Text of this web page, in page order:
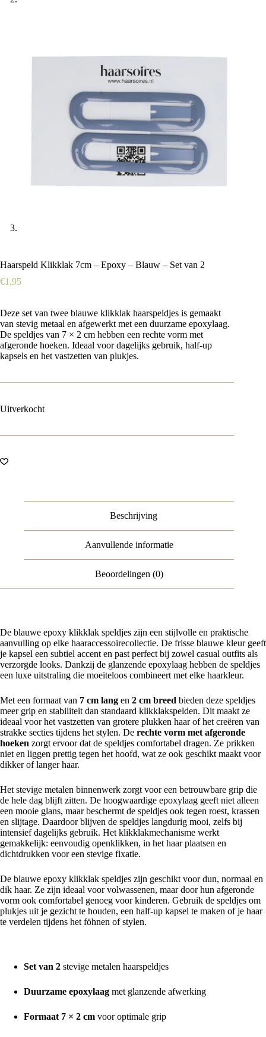
Haarspeld Klikklak 7cm – Epoxy – Blauw – Set van 2
€1,95
Deze set van twee blauwe klikklak haarspeldjes is gemaakt
van stevig metaal en afgewerkt met een duurzame epoxylaag.
De speldjes van 7 × 2 cm hebben een rechte vorm met
afgeronde hoeken. Ideaal voor dagelijks gebruik, half-up
kapsels en het vastzetten van plukjes.
Uitverkocht
Beschrijving
Aanvullende informatie
Beoordelingen (0)
De blauwe epoxy klikklak speldjes zijn een stijlvolle en praktische
aanvulling op elke haaraccessoirecollectie. De frisse blauwe kleur geeft
je kapsel een subtiel accent en past perfect bij zowel casual outfits als
verzorgde looks. Dankzij de glanzende epoxylaag hebben de speldjes
een luxe uitstraling die moeiteloos combineert met elke haarkleur.
Met een formaat van 7 cm lang en 2 cm breed bieden deze speldjes
meer grip en stabiliteit dan standaard klikklakspelden. Dit maakt ze
ideaal voor het vastzetten van grotere plukken haar of het creëren van
strakke secties tijdens het stylen. De rechte vorm met afgeronde
hoeken zorgt ervoor dat de speldjes comfortabel dragen. Ze prikken
niet en liggen prettig tegen het hoofd, wat ze ook geschikt maakt voor
dikker of langer haar.
Het stevige metalen binnenwerk zorgt voor een betrouwbare grip die
de hele dag blijft zitten. De hoogwaardige epoxylaag geeft niet alleen
een mooie glans, maar beschermt de speldjes ook tegen roest, krassen
en slijtage. Daardoor blijven de speldjes langdurig mooi, zelfs bij
intensief dagelijks gebruik. Het klikklakmechanisme werkt
gemakkelijk: eenvoudig openklikken, in het haar plaatsen en
dichtdrukken voor een stevige fixatie.
De blauwe epoxy klikklak speldjes zijn geschikt voor dun, normaal en
dik haar. Ze zijn ideaal voor volwassenen, maar door hun afgeronde
vorm ook comfortabel genoeg voor kinderen. Gebruik de speldjes om
plukjes uit je gezicht te houden, een half-up kapsel te maken of je haar
te verdelen tijdens het föhnen of stylen.
Set van 2 stevige metalen haarspeldjes
Duurzame epoxylaag met glanzende afwerking
Formaat 7 × 2 cm voor optimale grip